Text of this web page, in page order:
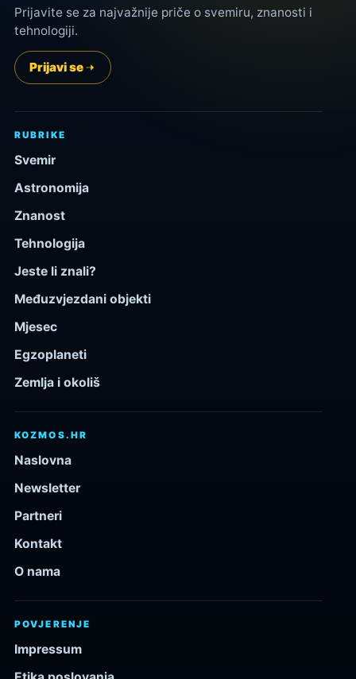
Prijavite se za najvažnije priče o svemiru, znanosti i
tehnologiji.
Prijavi se
RUBRIKE
Svemir
Astronomija
Znanost
Tehnologija
Jeste li znali?
Međuzvjezdani objekti
Mjesec
Egzoplaneti
Zemlja i okoliš
KOZMOS.HR
Naslovna
Newsletter
Partneri
Kontakt
O nama
POVJERENJE
Impressum